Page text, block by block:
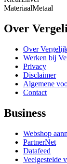
MateriaalMetaal
Over
Over
Werken bij
Privacy
Disclaimer
Algemene
Contact
Business
Webshop
PartnerNet
Datafeed
Veelgestelde